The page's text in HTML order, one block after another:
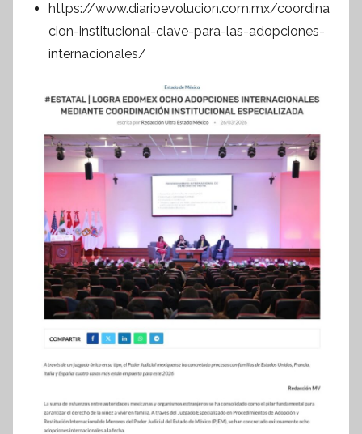
https://www.diarioevolucion.com.mx/coordina
cion-institucional-clave-para-las-adopciones-
internacionales/